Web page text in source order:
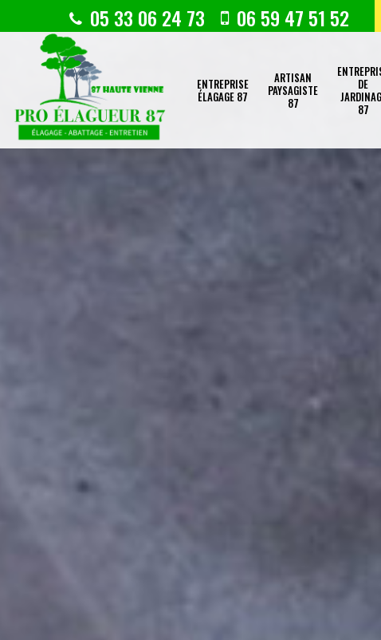
05 33 06 24 73 06 59 47 51 52
ENTREPRISE
ÉLAGAGE 87
ARTISAN
PAYSAGISTE
87
DE
87